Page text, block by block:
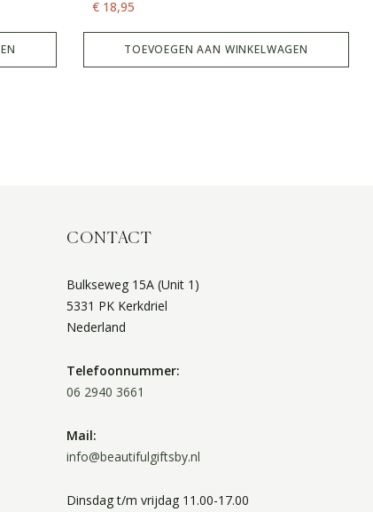
€ 18,95
TOEVOEGEN AAN WINKELWAGEN
CONTACT
Bulkseweg 15A (Unit 1)
5331 PK Kerkdriel
Nederland
Telefoonnummer:
06 2940 3661
Mail:
info@beautifulgiftsby.nl
Dinsdag t/m vrijdag 11.00-17.00